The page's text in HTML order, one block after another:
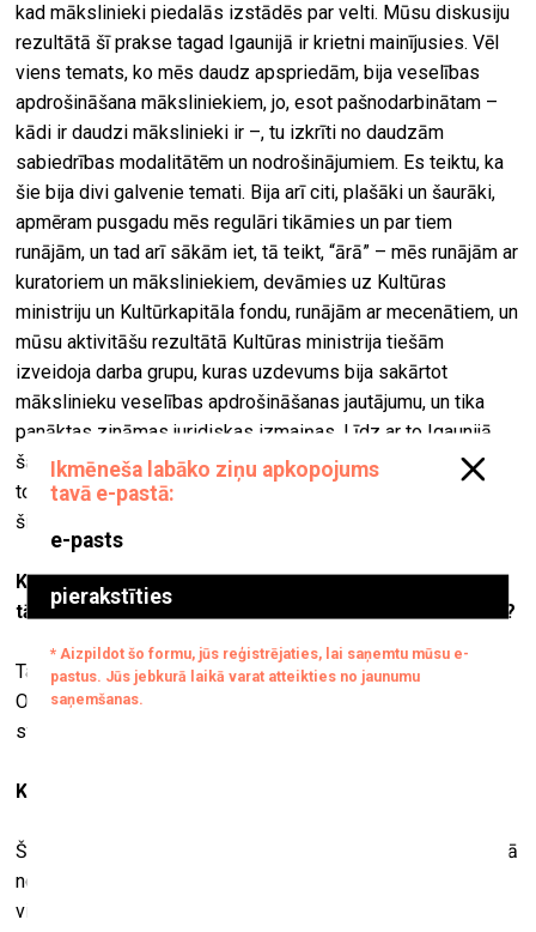
kad mākslinieki piedalās izstādēs par velti. Mūsu diskusiju
rezultātā šī prakse tagad Igaunijā ir krietni mainījusies. Vēl
viens temats, ko mēs daudz apspriedām, bija veselības
apdrošināšana māksliniekiem, jo, esot pašnodarbinātam –
kādi ir daudzi mākslinieki ir –, tu izkrīti no daudzām
sabiedrības modalitātēm un nodrošinājumiem. Es teiktu, ka
šie bija divi galvenie temati. Bija arī citi, plašāki un šaurāki,
apmēram pusgadu mēs regulāri tikāmies un par tiem
runājām, un tad arī sākām iet, tā teikt, “ārā” – mēs runājām ar
kuratoriem un māksliniekiem, devāmies uz Kultūras
ministriju un Kultūrkapitāla fondu, runājām ar mecenātiem, un
mūsu aktivitāšu rezultātā Kultūras ministrija tiešām
izveidoja darba grupu, kuras uzdevums bija sakārtot
mākslinieku veselības apdrošināšanas jautājumu, un tika
panāktas zināmas juridiskas izmaiņas. Līdz ar to Igaunijā
šādu diskusiju procesi ir notikuši. Un šī grāmata sava ziņā
tos dokumentē un veido naratīvu par to, kā tika runāts par
šiem jautājumiem.
Kas, jūsuprāt, bija iemesli, kāpēc šī iniciatīva ieguva
tādu spēku, ka bija iespējams panākt reālas pārmaiņas?
Tas ir pieminēts vienā no grāmatas tekstiem...
Organizēšanās bieži notiek, kad ir sasniegts zināms afekta
stāvoklis – kad kaut kā ir sakrājies par daudz.
Kritiskais punkts.
Šajā gadījumā bija īpatnēja situācija – Tallinas Mākslas telpā
notika izstāde, kas pievērsās darba apstākļu tēmai – ļoti
vispārīgi. Parlamentā tolaik tika apspriesta jauna darba